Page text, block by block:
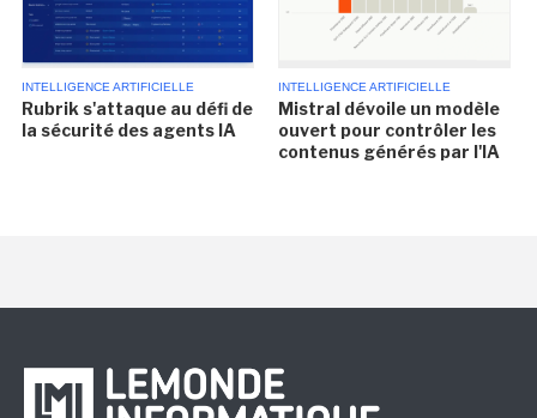
INTELLIGENCE ARTIFICIELLE
Rubrik s'attaque au défi de
la sécurité des agents IA
INTELLIGENCE ARTIFICIELLE
Mistral dévoile un modèle
ouvert pour contrôler les
contenus générés par l'IA